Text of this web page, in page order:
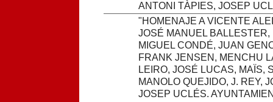
ANTONI TÀPIES, JOSEP
"HOMENAJE A VICENTE
JOSÉ MANUEL
MIGUEL CONDÉ, JUAN
FRANK JENSEN, MENCHU
LEIRO, JOSÉ LUCAS, MAÏS,
MANOLO QUEJIDO, J. REY,
JOSEP UCLÉS.